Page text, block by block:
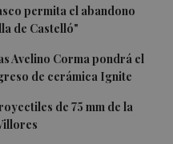
permita el abandono
de Castelló"
Avelino Corma pondrá el
de cerámica Ignite
de 75 mm de la